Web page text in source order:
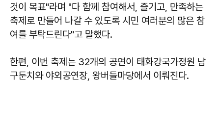
것이 목표"라며 "다 함께 참여해서, 즐기고, 만족하는
축제로 만들어 나갈 수 있도록 시민 여러분의 많은 참
여를 부탁드린다"고 말했다.
한편, 이번 축제는 32개의 공연이 태화강국가정원 남
구둔치와 야외공연장, 왕버들마당에서 이뤄진다.